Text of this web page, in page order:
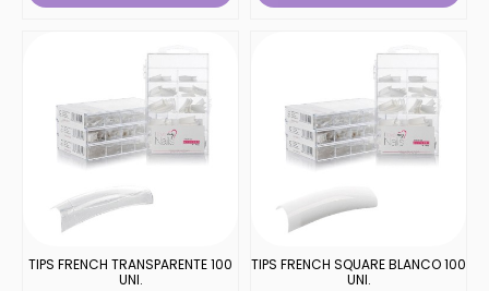
TIPS FRENCH TRANSPARENTE 100
UNI.
TIPS FRENCH SQUARE BLANCO 100
UNI.